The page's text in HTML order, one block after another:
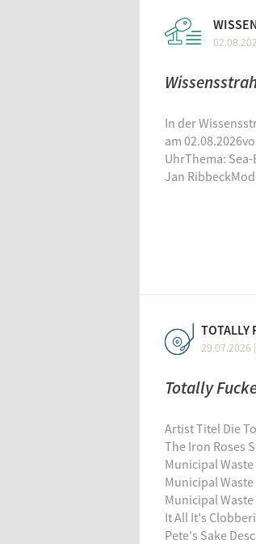
In der
am
UhrThema:
Jan
TOTALLY
29.07.2026
Totally
Artist Titel Die
The Iron Roses
Municipal
Municipal
Municipal
It All It's
Pete's Sake